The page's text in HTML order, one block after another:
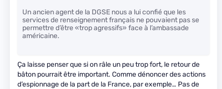
Un ancien agent de la DGSE nous a lui confié que les
services de renseignement français ne pouvaient pas se
permettre d’être «trop agressifs» face à l’ambassade
américaine.
Ça laisse penser que si on râle un peu trop fort, le retour de
bâton pourrait être important. Comme dénoncer des actions
d’espionnage de la part de la France, par exemple… Pas de